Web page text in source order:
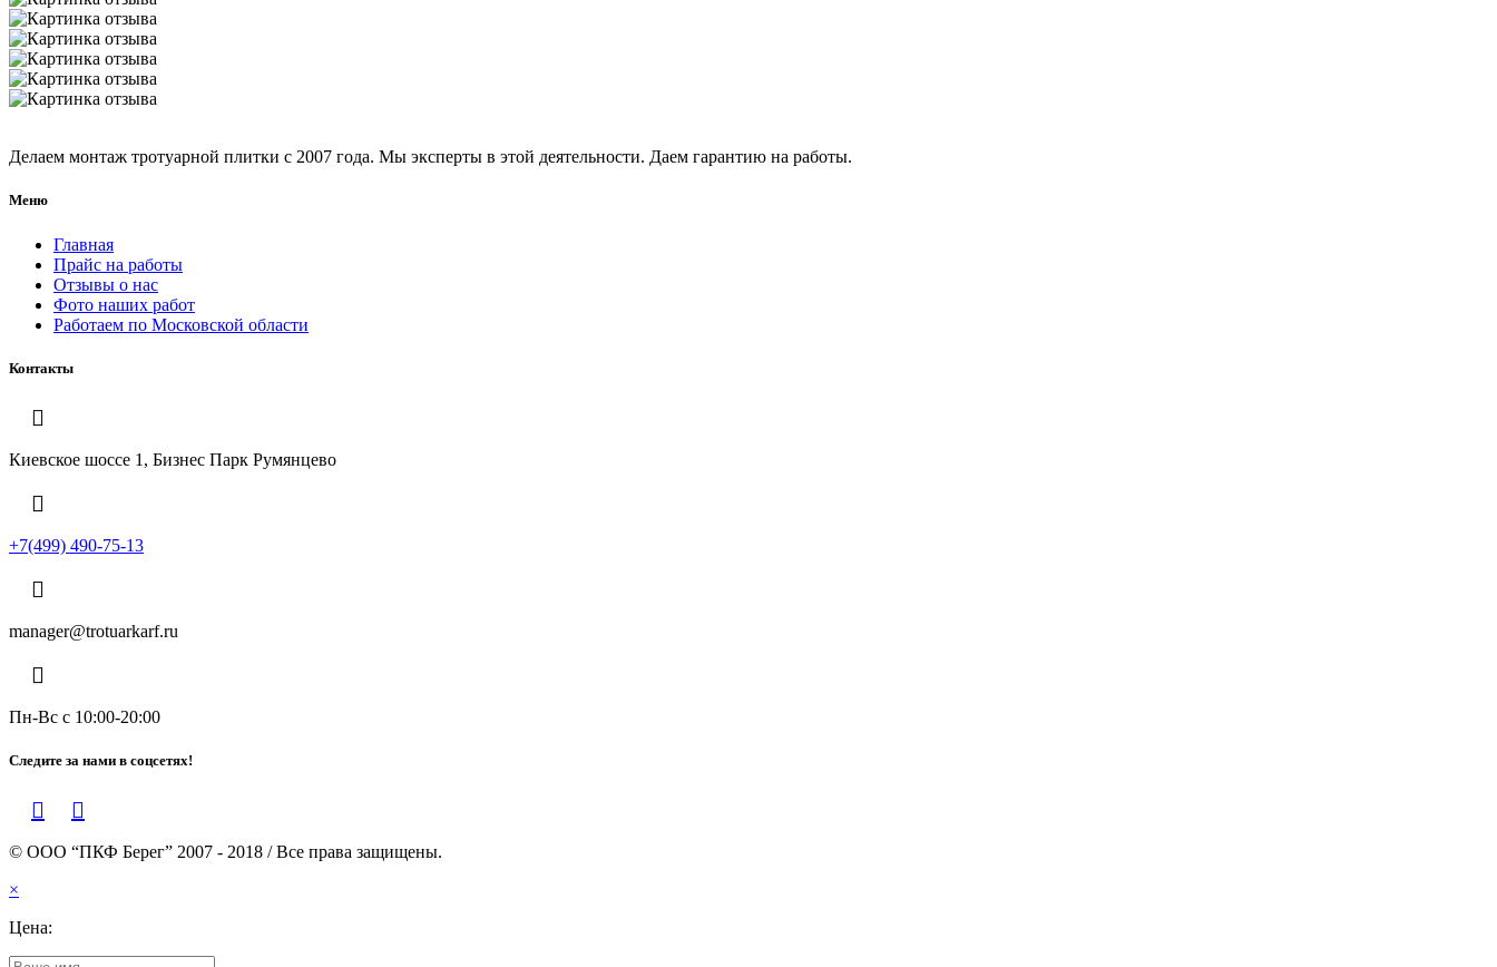
Делаем монтаж тротуарной плитки с 2007 года. Мы эксперты в этой деятельности. Даем гарантию на работы.
Меню
Главная
Прайс на работы
Отзывы о нас
Фото наших работ
Работаем по Московской области
Контакты
Киевское шоссе 1, Бизнес Парк Румянцево
+7(499) 490-75-13
manager@trotuarkarf.ru
Пн-Вс с 10:00-20:00
Следите за нами в соцсетях!
© ООО “ПКФ Берег” 2007 - 2018 / Все права защищены.
×
Цена: